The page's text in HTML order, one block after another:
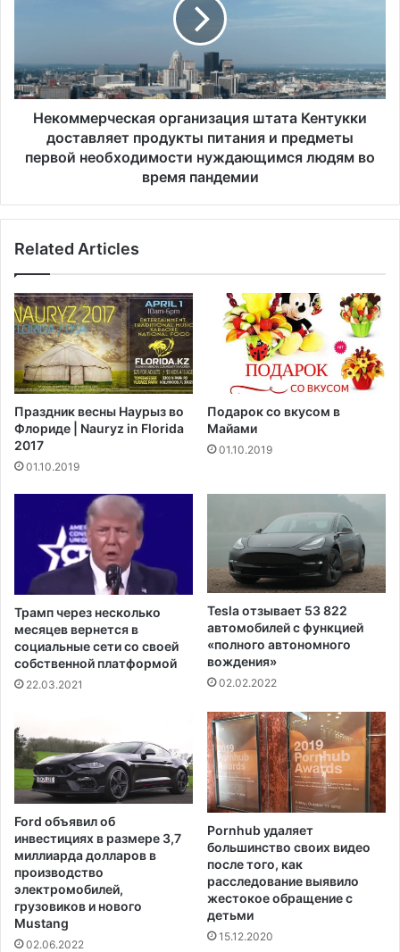
п
л
н
л
о
в
ы
м
л
ь
г
о
т
а
й
а
ч
т
с
я
1
5
и
ю
л
я
е
р
ч
о
г
и
з
а
ц
и
я
ш
т
а
т
а
к
и
д
о
а
в
л
я
т
п
р
о
д
у
к
Некоммерческая организация штата Кентукки
доставляет продукты питания и предметы
первой необходимости нуждающимся людям во
время пандемии
Related Articles
Праздник весны Наурыз во
Флориде | Nauryz in Florida
2017
01.10.2019
Подарок со вкусом в
Майами
01.10.2019
Трамп через несколько
месяцев вернется в
социальные сети со своей
собственной платформой
22.03.2021
Tesla отзывает 53 822
автомобилей с функцией
«полного автономного
вождения»
02.02.2022
Ford объявил об
инвестициях в размере 3,7
миллиарда долларов в
производство
электромобилей,
грузовиков и нового
Mustang
02.06.2022
Pornhub удаляет
большинство своих видео
после того, как
расследование выявило
жестокое обращение с
детьми
15.12.2020